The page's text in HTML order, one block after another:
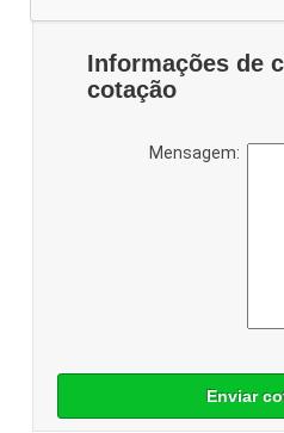
Informações de
cotação
Mensagem:
Enviar